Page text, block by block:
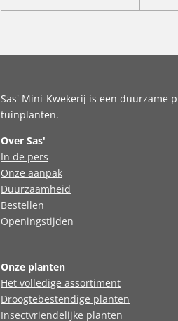
Sas' Mini-Kwekerij is een duurzame
tuinplanten.
Over Sas'
In de pers
Onze aanpak
Duurzaamheid
Bestellen
Openingstijden
Onze planten
Het volledige assortiment
Droogtebestendige planten
Insectvriendelijke planten